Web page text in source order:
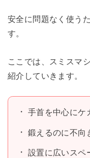
安全に問題なく使う
す。
ここでは、スミスマ
紹介していきます。
手首を中心にケ
鍛えるのに不向
設置に広いスペ